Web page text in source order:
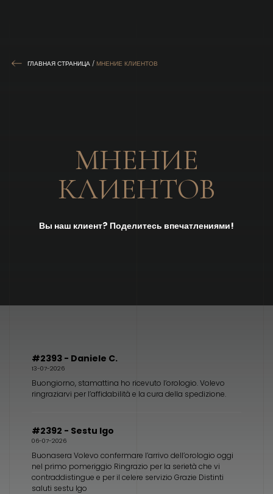
ГЛАВНАЯ СТРАНИЦА / МНЕНИЕ КЛИЕНТОВ
МНЕНИЕ
КЛИЕНТОВ
Вы наш клиент? Поделитесь впечатлениями!
#2393 - Daniele C.
13-07-2026
Buongiorno, stamattina ho ricevuto l’orologio. Volevo
ringraziarvi per l’affidabilità e la cura della spedizione.
#2392 - Sestu Igo
06-07-2026
Buonasera Volevo confermare l’arrivo dell’orologio oggi
nel primo pomeriggio Ringrazio per la serietà che vi
contraddistingue e per il celere servizio Grazie Distinti
saluti sestu Igo